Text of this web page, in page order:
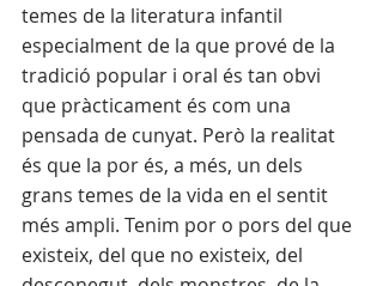
temes de la literatura infantil
especialment de la que prové de la
tradició popular i oral és tan obvi
que pràcticament és com una
pensada de cunyat. Però la realitat
és que la por és, a més, un dels
grans temes de la vida en el sentit
més ampli. Tenim por o pors del que
existeix, del que no existeix, del